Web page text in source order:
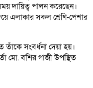
দায়িত্ব পালন করেছেন।
এলাকার সকল শ্রেণি-পেশার
সংবর্ধনা দেয়া হয়।
মো. বশির গাজী উপস্থিত